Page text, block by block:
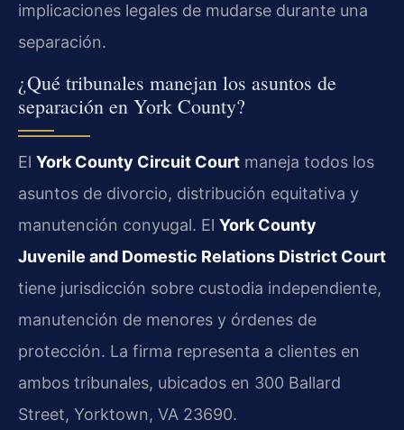
implicaciones legales de mudarse durante una
separación.
¿Qué tribunales manejan los asuntos de
separación en York County?
El York County Circuit Court maneja todos los
asuntos de divorcio, distribución equitativa y
manutención conyugal. El York County
Juvenile and Domestic Relations District Court
tiene jurisdicción sobre custodia independiente,
manutención de menores y órdenes de
protección. La firma representa a clientes en
ambos tribunales, ubicados en 300 Ballard
Street, Yorktown, VA 23690.